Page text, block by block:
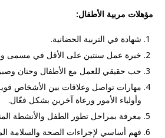
مؤهلات مربية الأطفال:
شهادة في التربية الحضانية.
خبرة عمل سنتين على الأقل في مسمى
حب حقيقي للعمل مع الأطفال وحنان
مهارات تواصل وعلاقات بين الأشخاص
وأولياء الأمور ورعاة آخرين بشكل فعّال.
معرفة بمراحل تطور الطفل والأنشطة
فهم أساسي لإجراءات الصحة والسلامة